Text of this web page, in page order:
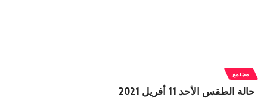
مجتمع
حالة الطقس الأحد 11 أفريل 2021